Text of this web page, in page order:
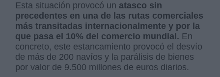
Esta situación provocó un atasco sin
precedentes en una de las rutas comerciales
más transitadas internacionalmente y por la
que pasa el 10% del comercio mundial. En
concreto, este estancamiento provocó el desvío
de más de 200 navíos y la parálisis de bienes
por valor de 9.500 millones de euros diarios.